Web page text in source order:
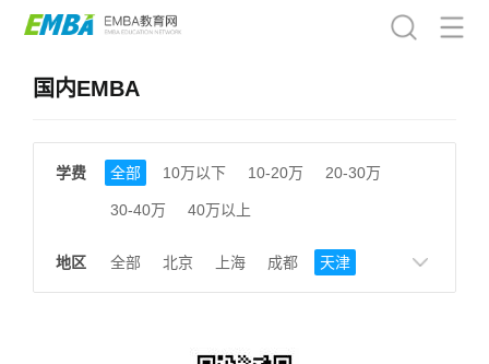
国内EMBA
学费 全部 10万以下 10-20万 20-30万
30-40万 40万以上
地区 全部 北京 上海 成都 天津